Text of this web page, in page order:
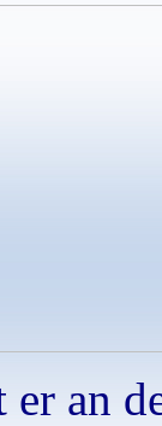
an